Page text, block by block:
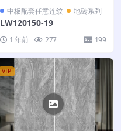
中板配套任意连纹 地砖系列
LW120150-19
1 年前 277 199
VIP